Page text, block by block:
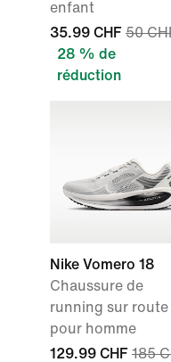
enfant
35.99 CHF 50
28 % de
réduction
Nike Vomero 18
Chaussure de
running sur route
pour homme
129.99 CHF 185